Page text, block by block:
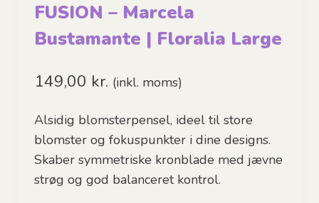
FUSION – Marcela
Bustamante | Floralia Large
149,00 kr. (inkl. moms)
Alsidig blomsterpensel, ideel til store
blomster og fokuspunkter i dine designs.
Skaber symmetriske kronblade med jævne
strøg og god balanceret kontrol.